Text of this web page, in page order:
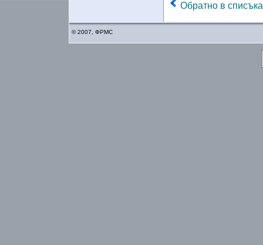
Обратно в списъка
© 2007, ФРМС